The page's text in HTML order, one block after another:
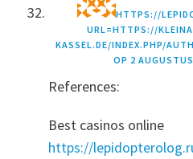
HTTPS://
URL=HTTPS://
KASSEL.DE/INDEX.PHP/
OP 2
References:
Best casinos online
https://